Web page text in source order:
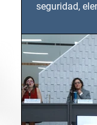
seguridad,